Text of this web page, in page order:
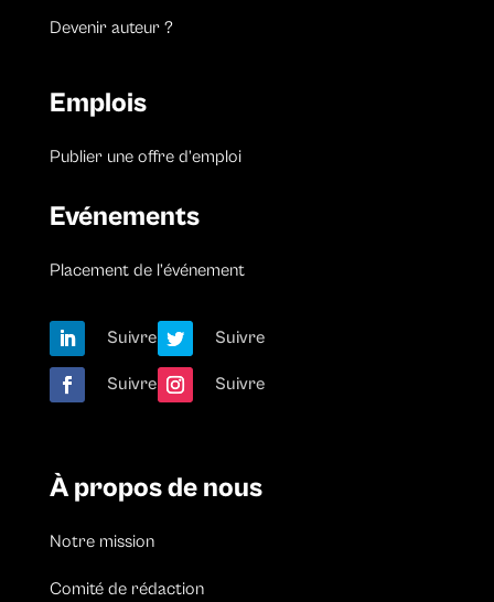
Devenir auteur ?
Emplois
Publier une offre d’emploi
Evénements
Placement de l’événement
Suivre Suivre
Suivre Suivre
À propos de nous
Notre mission
Comité de rédaction